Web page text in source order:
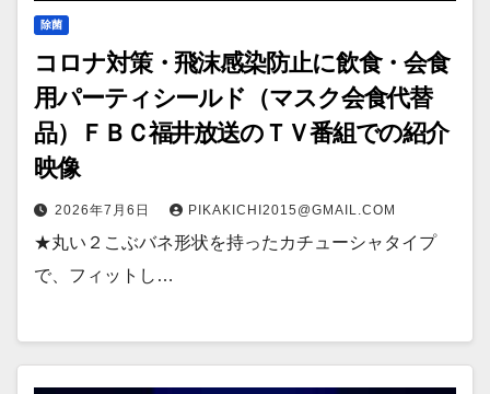
除菌
コロナ対策・飛沫感染防止に飲食・会食
用パーティシールド（マスク会食代替
品）ＦＢＣ福井放送のＴＶ番組での紹介
映像
2026年7月6日 PIKAKICHI2015@GMAIL.COM
★丸い２こぶバネ形状を持ったカチューシャタイプ
で、フィットし…